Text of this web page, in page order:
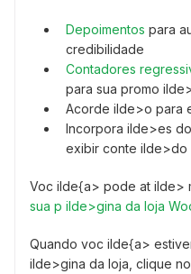
Depoimentos para
credibilidade
Contadores
para sua promo
Acorde ilde>o para
Incorpora ilde>es
exibir conte
Voc ilde{a> pode at ilde>
sua p ilde>gina da loja
Quando voc ilde{a>
ilde>gina da loja, clique